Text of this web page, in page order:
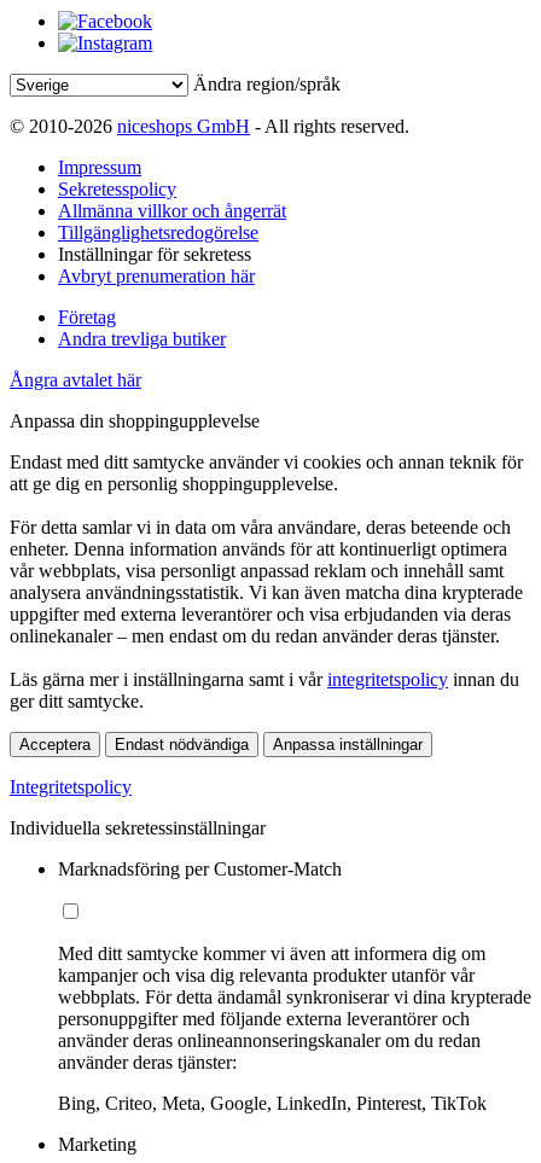
Ändra region/språk
© 2010-2026 niceshops GmbH - All rights reserved.
Impressum
Sekretesspolicy
Allmänna villkor och ångerrät
Tillgänglighetsredogörelse
Inställningar för sekretess
Avbryt prenumeration här
Företag
Andra trevliga butiker
Ångra avtalet här
Anpassa din shoppingupplevelse
Endast med ditt samtycke använder vi cookies och annan teknik för
att ge dig en personlig shoppingupplevelse.
För detta samlar vi in data om våra användare, deras beteende och
enheter. Denna information används för att kontinuerligt optimera
vår webbplats, visa personligt anpassad reklam och innehåll samt
analysera användningsstatistik. Vi kan även matcha dina krypterade
uppgifter med externa leverantörer och visa erbjudanden via deras
onlinekanaler – men endast om du redan använder deras tjänster.
Läs gärna mer i inställningarna samt i vårintegritetspolicy innan du
ger ditt samtycke.
Acceptera Endast nödvändiga Anpassa inställningar
Integritetspolicy
Individuella sekretessinställningar
Marknadsföring per Customer-Match
Med ditt samtycke kommer vi även att informera dig om
kampanjer och visa dig relevanta produkter utanför vår
webbplats. För detta ändamål synkroniserar vi dina krypterade
personuppgifter med följande externa leverantörer och
använder deras onlineannonseringskanaler om du redan
använder deras tjänster:
Bing, Criteo, Meta, Google, LinkedIn, Pinterest, TikTok
Marketing